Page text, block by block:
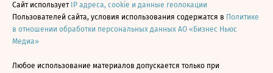
Сайт использует IP адреса, cookie и данные геолокации
Пользователей сайта, условия использования содержатся в Политике
в отношении обработки персональных данных АО «Бизнес Ньюс
Медиа»
Любое использование материалов допускается только при